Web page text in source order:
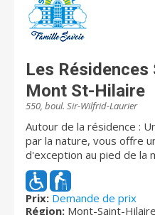
Les
Mont St-Hilaire
550, boul. Sir-Wilfrid-Laurier
Autour de la résidence : Un site enchanteur entouré
par la nature, vous offre
d'exception au pied de la
Hilaire. Vous serez séduit
environnante,
que par l'étang aux
séjournant. La résidence
Prix: Demande de prix
Région: Mont-Saint-